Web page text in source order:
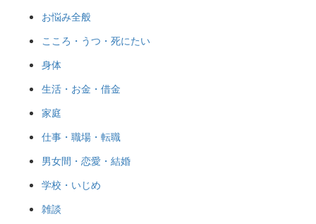
お悩み全般
こころ・うつ・死にたい
身体
生活・お金・借金
家庭
仕事・職場・転職
男女間・恋愛・結婚
学校・いじめ
雑談